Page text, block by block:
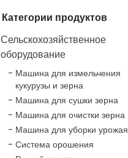
Категории продуктов
Сельскохозяйственное
оборудование
Машина для измельчения
кукурузы и зерна
Машина для сушки зерна
Машина для очистки зерна
Машина для уборки урожая
Система орошения